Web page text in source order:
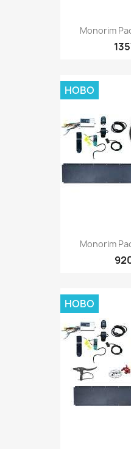
Monorim
Monorim
НОВО
НОВО